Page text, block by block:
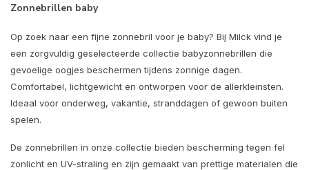
Zonnebrillen baby
Op zoek naar een fijne zonnebril voor je baby? Bij Milck vind je
een zorgvuldig geselecteerde collectie babyzonnebrillen die
gevoelige oogjes beschermen tijdens zonnige dagen.
Comfortabel, lichtgewicht en ontworpen voor de allerkleinsten.
Ideaal voor onderweg, vakantie, stranddagen of gewoon buiten
spelen.
De zonnebrillen in onze collectie bieden bescherming tegen fel
zonlicht en UV-straling en zijn gemaakt van prettige materialen die